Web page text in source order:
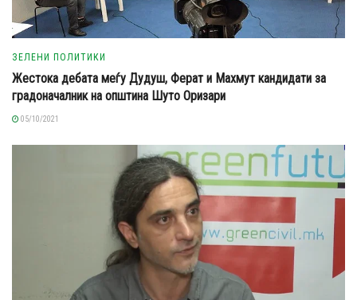
ЗЕЛЕНИ ПОЛИТИКИ
Жестока дебата меѓу Дудуш, Ферат и Махмут кандидати за
градоначалник на општина Шуто Оризари
05/10/2021